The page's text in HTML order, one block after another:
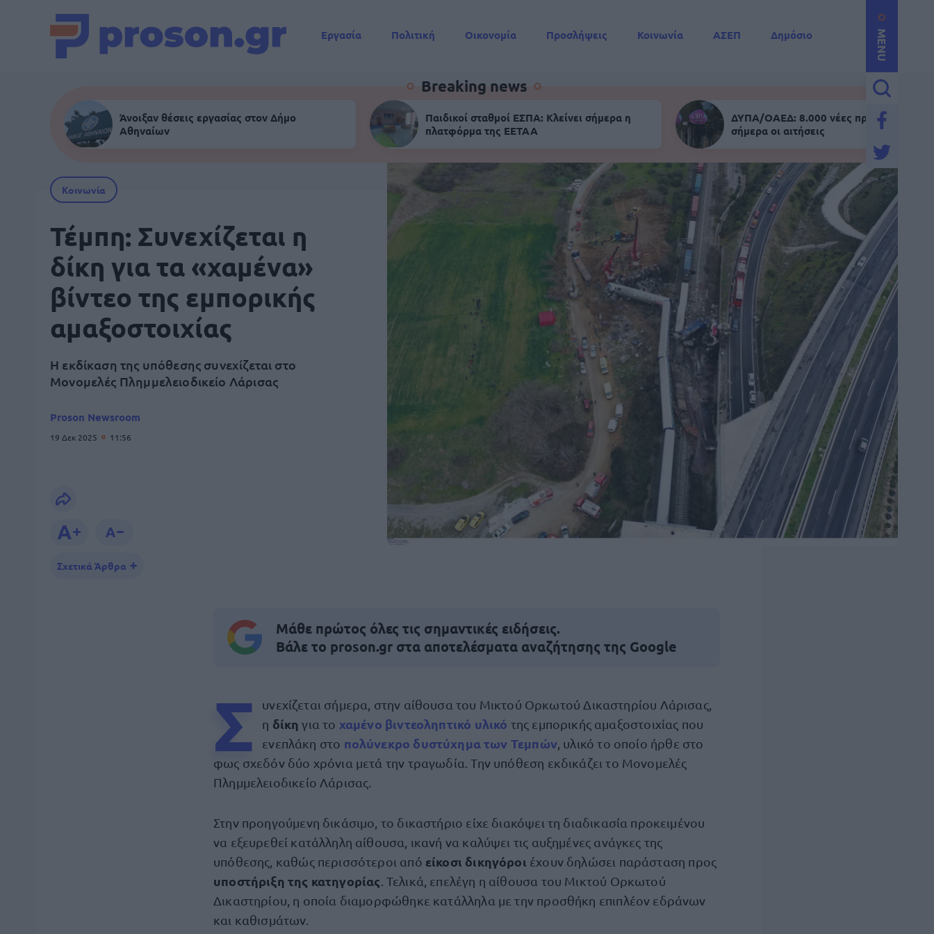
MENU
Εργασία Πολιτική Οικονομία Προσλήψεις Κοινωνία ΑΣΕΠ
Δημόσιο
Breaking news
Άνοιξαν θέσεις εργασίας στον Δήμο
Αθηναίων
Παιδικοί σταθμοί ΕΣΠΑ: Κλείνει σήμερα η
πλατφόρμα της ΕΕΤΑΑ
ΔΥΠΑ/ΟΑΕΔ: 8.000 νέες προσλήψεις -
σήμερα οι αιτήσεις
Κοινωνία
Τέμπη: Συνεχίζεται η
δίκη για τα «χαμένα»
βίντεο της εμπορικής
αμαξοστοιχίας
Η εκδίκαση της υπόθεσης συνεχίζεται στο
Μονομελές Πλημμελειοδικείο Λάρισας
Proson Newsroom
19 Δεκ 2025 11:56
Σχετικά Άρθρα
Μάθε πρώτος όλες τις σημαντικές ειδήσεις.
Βάλε το proson.gr στα αποτελέσματα αναζήτησης της Google
Σ
υνεχίζεται σήμερα, στην αίθουσα του Μικτού Ορκωτού Δικαστηρίου Λάρισας,
η δίκηγια το χαμένο βιντεοληπτικό υλικό της εμπορικής αμαξοστοιχίας που
ενεπλάκη στο πολύνεκρο δυστύχημα των Τεμπών, υλικό το οποίο ήρθε στο
φως σχεδόν δύο χρόνια μετά την τραγωδία. Την υπόθεση εκδικάζει το Μονομελές
Πλημμελειοδικείο Λάρισας.
Στην προηγούμενη δικάσιμο, το δικαστήριο είχε διακόψει τη διαδικασία προκειμένου
να εξευρεθεί κατάλληλη αίθουσα, ικανή να καλύψει τις αυξημένες ανάγκες της
υπόθεσης, καθώς περισσότεροι από είκοσι δικηγόροι έχουν δηλώσει παράσταση προς
υποστήριξη της κατηγορίας . Τελικά, επελέγη η αίθουσα του Μικτού Ορκωτού
Δικαστηρίου, η οποία διαμορφώθηκε κατάλληλα με την προσθήκη επιπλέον εδράνων
και καθισμάτων.